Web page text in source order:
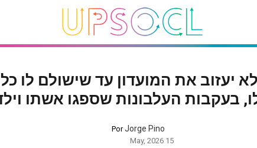
יעזוב את המועדון עד שישולם לו
בעקבות העלבונות שספגו אשתו
PorJorge Pino
15 May, 2026